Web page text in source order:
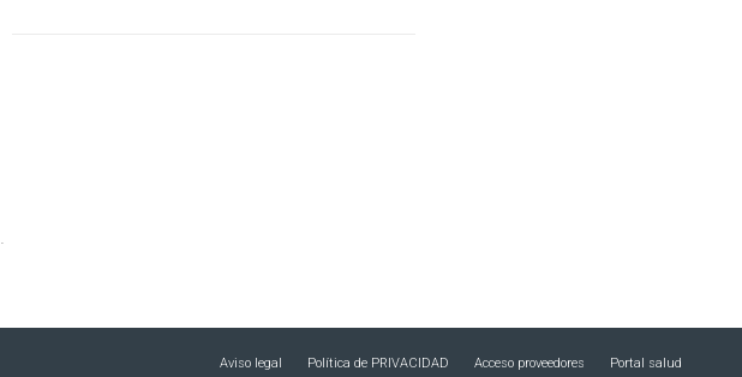
Aviso legal Política de PRIVACIDAD Acceso proveedores Portal salud